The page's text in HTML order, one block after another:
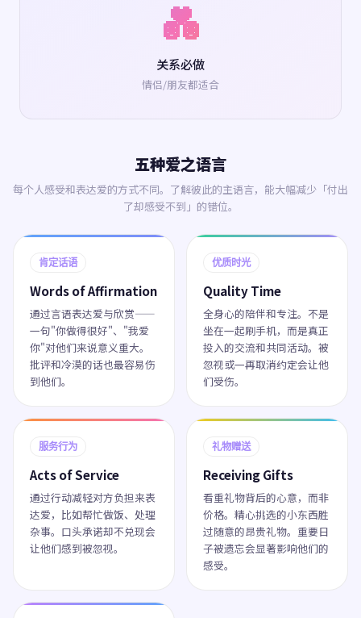
💑
关系必做
情侣/朋友都适合
五种爱之语言
每个人感受和表达爱的方式不同。了解彼此的主语言，能大幅减少「付出
了却感受不到」的错位。
肯定话语
Words of Affirmation
通过言语表达爱与欣赏——
一句"你做得很好"、"我爱
你"对他们来说意义重大。
批评和冷漠的话也最容易伤
到他们。
优质时光
Quality Time
全身心的陪伴和专注。不是
坐在一起刷手机，而是真正
投入的交流和共同活动。被
忽视或一再取消约定会让他
们受伤。
服务行为
Acts of Service
通过行动减轻对方负担来表
达爱，比如帮忙做饭、处理
杂事。口头承诺却不兑现会
让他们感到被忽视。
礼物赠送
Receiving Gifts
看重礼物背后的心意，而非
价格。精心挑选的小东西胜
过随意的昂贵礼物。重要日
子被遗忘会显著影响他们的
感受。